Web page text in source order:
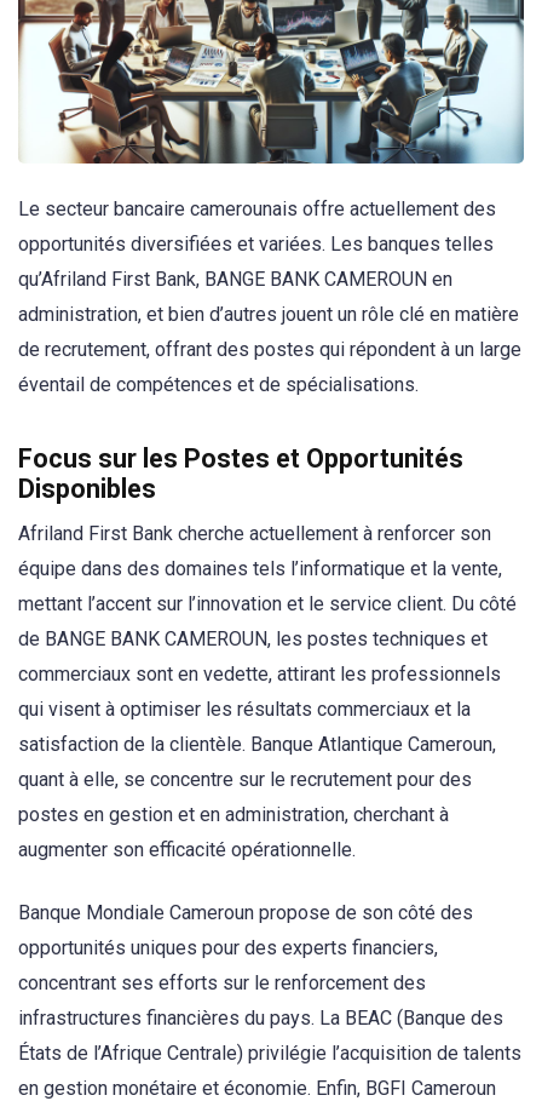
Le secteur bancaire camerounais offre actuellement des
opportunités diversifiées et variées. Les banques telles
qu’Afriland First Bank, BANGE BANK CAMEROUN en
administration, et bien d’autres jouent un rôle clé en matière
de recrutement, offrant des postes qui répondent à un large
éventail de compétences et de spécialisations.
Focus sur les Postes et Opportunités
Disponibles
Afriland First Bank cherche actuellement à renforcer son
équipe dans des domaines tels l’informatique et la vente,
mettant l’accent sur l’innovation et le service client. Du côté
de BANGE BANK CAMEROUN, les postes techniques et
commerciaux sont en vedette, attirant les professionnels
qui visent à optimiser les résultats commerciaux et la
satisfaction de la clientèle. Banque Atlantique Cameroun,
quant à elle, se concentre sur le recrutement pour des
postes en gestion et en administration, cherchant à
augmenter son efficacité opérationnelle.
Banque Mondiale Cameroun propose de son côté des
opportunités uniques pour des experts financiers,
concentrant ses efforts sur le renforcement des
infrastructures financières du pays. La BEAC (Banque des
États de l’Afrique Centrale) privilégie l’acquisition de talents
en gestion monétaire et économie. Enfin, BGFI Cameroun